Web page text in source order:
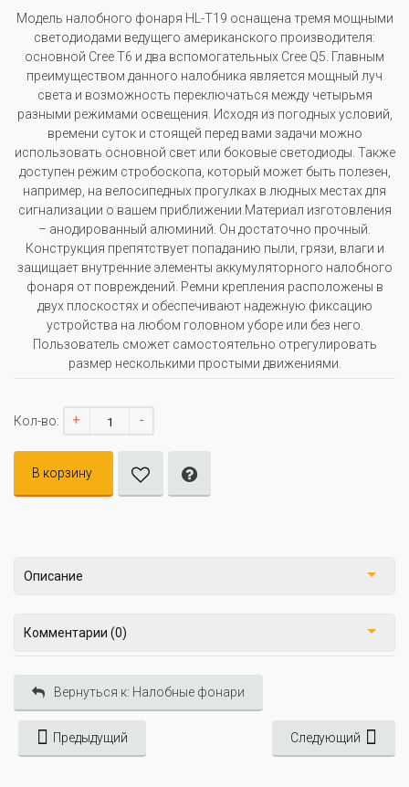
Модель налобного фонаря HL-T19 оснащена тремя мощными
светодиодами ведущего американского производителя:
основной Cree T6 и два вспомогательных Cree Q5. Главным
преимуществом данного налобника является мощный луч
света и возможность переключаться между четырьмя
разными режимами освещения. Исходя из погодных условий,
времени суток и стоящей перед вами задачи можно
использовать основной свет или боковые светодиоды. Также
доступен режим стробоскопа, который может быть полезен,
например, на велосипедных прогулках в людных местах для
сигнализации о вашем приближении.Материал изготовления
– анодированный алюминий. Он достаточно прочный.
Конструкция препятствует попаданию пыли, грязи, влаги и
защищает внутренние элементы аккумуляторного налобного
фонаря от повреждений. Ремни крепления расположены в
двух плоскостях и обеспечивают надежную фиксацию
устройства на любом головном уборе или без него.
Пользователь сможет самостоятельно отрегулировать
размер несколькими простыми движениями.
Кол-во: + -
В корзину
Описание
Комментарии (0)
Вернуться к: Налобные фонари
Предыдущий Следующий